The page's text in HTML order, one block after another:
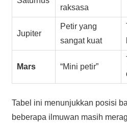
raksasa
Jupiter
Petir yang
sangat kuat
Mars “Mini petir”
Tabel ini menunjukkan posisi
beberapa ilmuwan masih